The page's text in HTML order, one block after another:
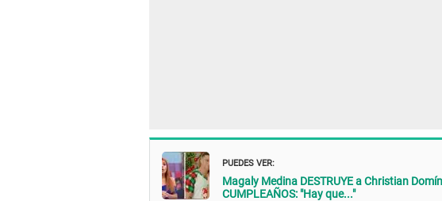
PUEDES VER:
Magaly Medina DESTRUYE a Christian
CUMPLEAÑOS: "Hay que..."